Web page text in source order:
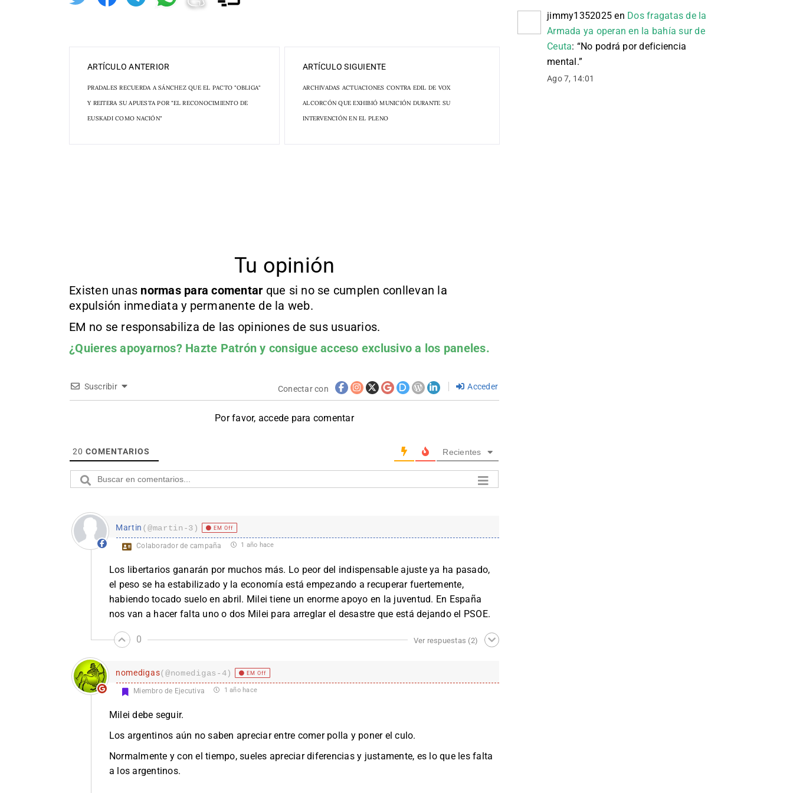
ARTÍCULO ANTERIOR
PRADALES RECUERDA A SÁNCHEZ QUE EL PACTO "OBLIGA"
Y REITERA SU APUESTA POR "EL RECONOCIMIENTO DE
EUSKADI COMO NACIÓN"
ARTÍCULO SIGUIENTE
ARCHIVADAS ACTUACIONES CONTRA EDIL DE VOX
ALCORCÓN QUE EXHIBIÓ MUNICIÓN DURANTE SU
INTERVENCIÓN EN EL PLENO
Tu opinión
Existen unas normas para comentar que si no se cumplen conllevan la
expulsión inmediata y permanente de la web.
EM no se responsabiliza de las opiniones de sus usuarios.
¿Quieres apoyarnos? Hazte Patrón y consigue acceso exclusivo a los paneles.
Suscribir Conectar con Acceder
Por favor, accede para comentar
20 COMENTARIOS Recientes
Martin (@martin-3) EM Off
Colaborador de campaña 1 año hace
Los libertarios ganarán por muchos más. Lo peor del indispensable ajuste ya ha pasado,
el peso se ha estabilizado y la economía está empezando a recuperar fuertemente,
habiendo tocado suelo en abril. Milei tiene un enorme apoyo en la juventud. En España
nos van a hacer falta uno o dos Milei para arreglar el desastre que está dejando el PSOE.
0 Ver respuestas (2)
nomedigas(@nomedigas-4) EM Off
Miembro de Ejecutiva 1 año hace
Milei debe seguir.
Los argentinos aún no saben apreciar entre comer polla y poner el culo.
Normalmente y con el tiempo, sueles apreciar diferencias y justamente, es lo que les falta
a los argentinos.
jimmy1352025 en Dos fragatas de la
Armada ya operan en la bahía sur de
Ceuta: “No podrá por deficiencia
mental.”
Ago 7, 14:01